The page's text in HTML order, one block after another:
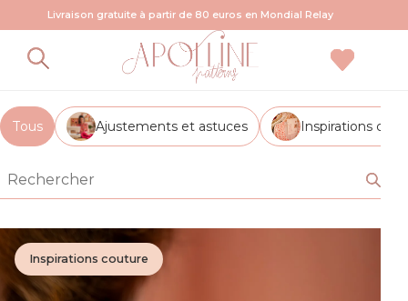
Livraison gratuite à partir de 80 euros en Mondial Relay
Le Blog d’Apolline Patterns
Tous Ajustements et astuces Inspirations
Inspirations couture